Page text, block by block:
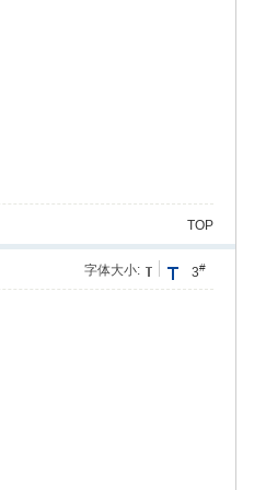
TOP
3#
字体大小: